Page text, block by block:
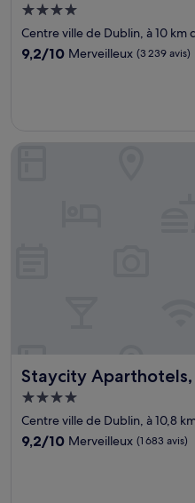
Hébergement
4.0 étoiles
Centre ville de Dublin, à 10 km
9.2
9,2/10 Merveilleux (3 239 avis)
Staycity
Staycity Aparthotels,
Hébergement
4.0 étoiles
Centre ville de Dublin, à 10,8
9.2
9,2/10 Merveilleux (1 683 avis)